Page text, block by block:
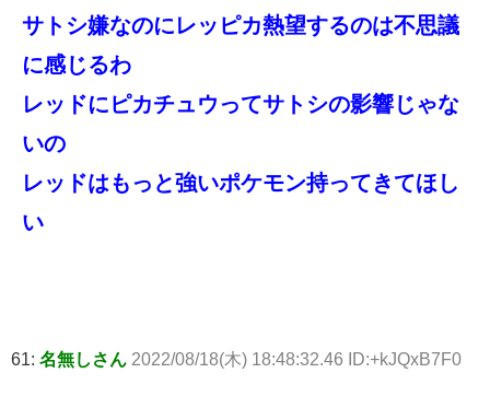
サトシ嫌なのにレッピカ熱望するのは不思議
に感じるわ
レッドにピカチュウってサトシの影響じゃな
いの
レッドはもっと強いポケモン持ってきてほし
い
61: 名無しさん 2022/08/18(木) 18:48:32.46 ID:+kJQxB7F0